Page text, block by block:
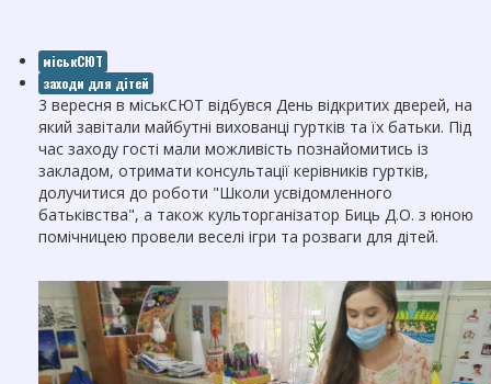
міськСЮТ
заходи для дітей
3 вересня в міськСЮТ відбувся День відкритих дверей, на
який завітали майбутні вихованці гуртків та їх батьки. Під
час заходу гості мали можливість познайомитись із
закладом, отримати консультації керівників гуртків,
долучитися до роботи "Школи усвідомленного
батьківства", а також культорганізатор Биць Д.О. з юною
помічницею провели веселі ігри та розваги для дітей.